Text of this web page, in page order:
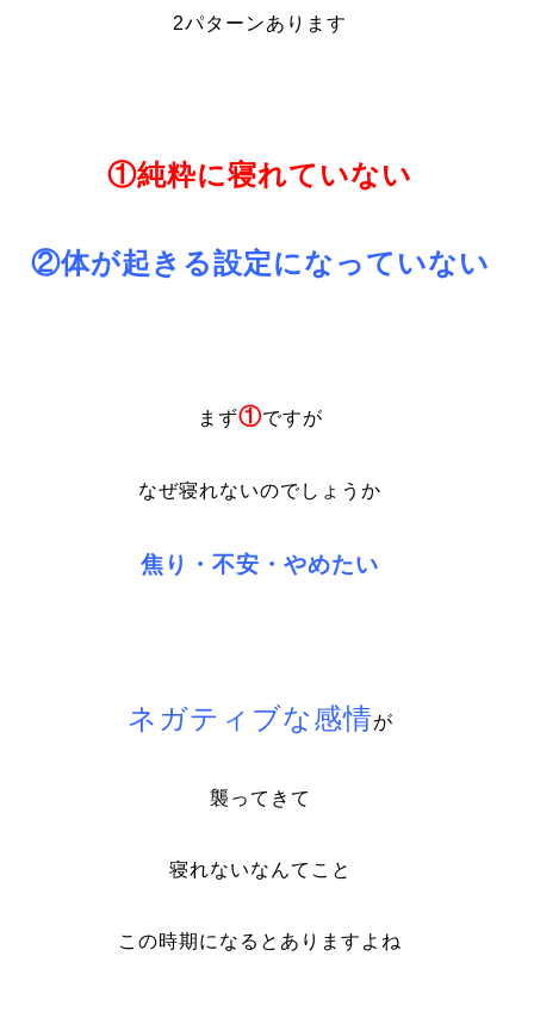
2パターンあります
①純粋に寝れていない
②体が起きる設定になっていない
まず①ですが
なぜ寝れないのでしょうか
焦り・不安・やめたい
ネガティブな感情が
襲ってきて
寝れないなんてこと
この時期になるとありますよね